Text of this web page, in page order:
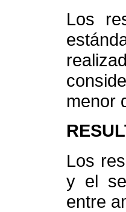
Los
menor
Los
y el
entre